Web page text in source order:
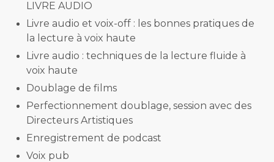
LIVRE AUDIO
Livre audio et voix-off : les bonnes pratiques de
la lecture à voix haute
Livre audio : techniques de la lecture fluide à
voix haute
Doublage de films
Perfectionnement doublage, session avec des
Directeurs Artistiques
Enregistrement de podcast
Voix pub